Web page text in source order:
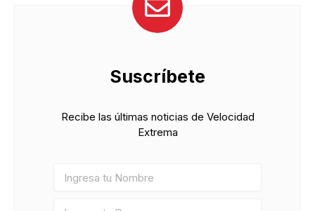
Suscríbete
Recibe las últimas noticias de Velocidad
Extrema